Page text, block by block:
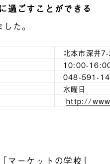
過ごすことができる
た。
北本市深井
10:00-
048-591-
水曜日
http://
マーケットの学校」